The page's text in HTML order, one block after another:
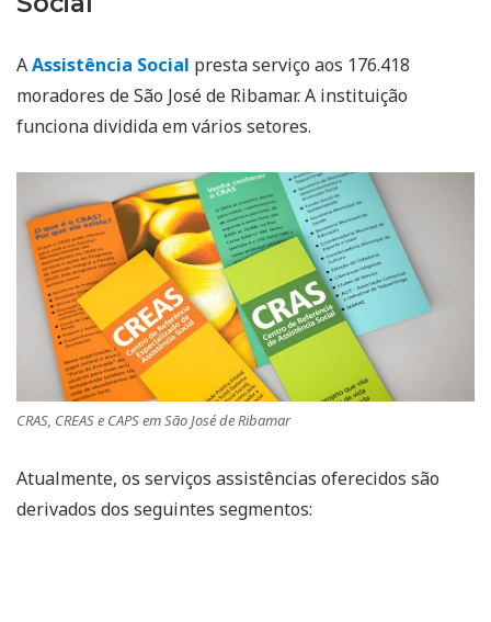
AAssistência Social presta serviço aos 176.418
moradores de São José de Ribamar. A instituição
funciona dividida em vários setores.
CRAS, CREAS e CAPS em São José de Ribamar
Atualmente, os serviços assistências oferecidos são
derivados dos seguintes segmentos: